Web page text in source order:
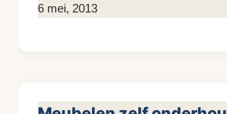
Door
6 mei, 2013